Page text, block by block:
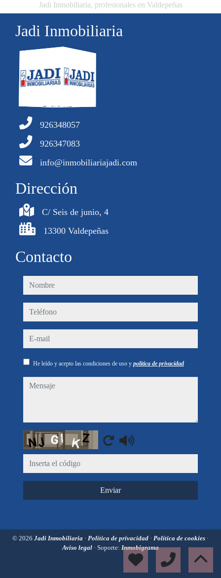
Jadi Inmobiliaria, profesionales en Valdepeñas
Jadi Inmobiliaria
926348057
926347083
info@inmobiliariajadi.com
Dirección
C/ Seis de junio, 4
13300 Valdepeñas
Contacto
nombre
teléfono
e-mail
He leído y acepto las condiciones de uso y política de privacidad
mensaje
Captcha
Enviar
© 2026 Jadi Inmobiliaria · Política de privacidad · Política de cookies ·
Aviso legal · Soporte: Inmobigrama